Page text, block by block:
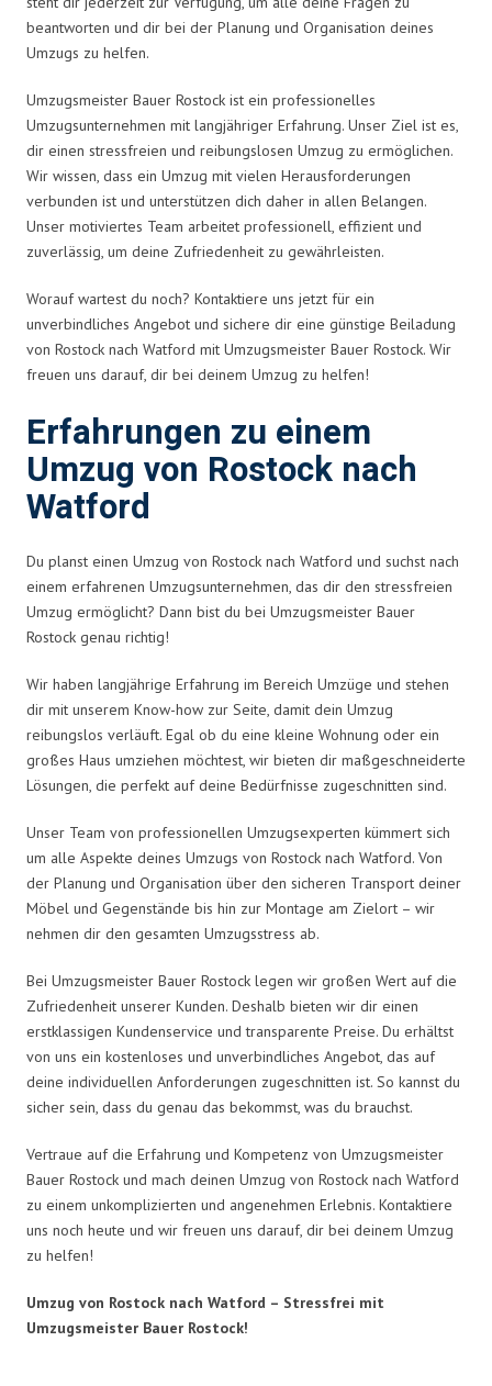
beantworten und dir bei der Planung und Organisation deines
Umzugs zu helfen.
Umzugsmeister Bauer Rostock ist ein professionelles
Umzugsunternehmen mit langjähriger Erfahrung. Unser Ziel ist es,
dir einen stressfreien und reibungslosen Umzug zu ermöglichen.
Wir wissen, dass ein Umzug mit vielen Herausforderungen
verbunden ist und unterstützen dich daher in allen Belangen.
Unser motiviertes Team arbeitet professionell, effizient und
zuverlässig, um deine Zufriedenheit zu gewährleisten.
Worauf wartest du noch? Kontaktiere uns jetzt für ein
unverbindliches Angebot und sichere dir eine günstige Beiladung
von Rostock nach Watford mit Umzugsmeister Bauer Rostock. Wir
freuen uns darauf, dir bei deinem Umzug zu helfen!
Erfahrungen zu einem
Umzug von Rostock nach
Watford
Du planst einen Umzug von Rostock nach Watford und suchst nach
einem erfahrenen Umzugsunternehmen, das dir den stressfreien
Umzug ermöglicht? Dann bist du bei Umzugsmeister Bauer
Rostock genau richtig!
Wir haben langjährige Erfahrung im Bereich Umzüge und stehen
dir mit unserem Know-how zur Seite, damit dein Umzug
reibungslos verläuft. Egal ob du eine kleine Wohnung oder ein
großes Haus umziehen möchtest, wir bieten dir maßgeschneiderte
Lösungen, die perfekt auf deine Bedürfnisse zugeschnitten sind.
Unser Team von professionellen Umzugsexperten kümmert sich
um alle Aspekte deines Umzugs von Rostock nach Watford. Von
der Planung und Organisation über den sicheren Transport deiner
Möbel und Gegenstände bis hin zur Montage am Zielort – wir
nehmen dir den gesamten Umzugsstress ab.
Bei Umzugsmeister Bauer Rostock legen wir großen Wert auf die
Zufriedenheit unserer Kunden. Deshalb bieten wir dir einen
erstklassigen Kundenservice und transparente Preise. Du erhältst
von uns ein kostenloses und unverbindliches Angebot, das auf
deine individuellen Anforderungen zugeschnitten ist. So kannst du
sicher sein, dass du genau das bekommst, was du brauchst.
Vertraue auf die Erfahrung und Kompetenz von Umzugsmeister
Bauer Rostock und mach deinen Umzug von Rostock nach Watford
zu einem unkomplizierten und angenehmen Erlebnis. Kontaktiere
uns noch heute und wir freuen uns darauf, dir bei deinem Umzug
zu helfen!
Umzug von Rostock nach Watford – Stressfrei mit
Umzugsmeister Bauer Rostock!